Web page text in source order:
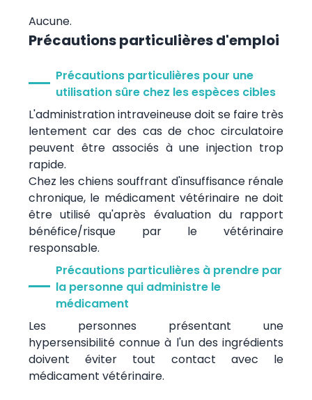
Aucune.
Précautions particulières d'emploi
Précautions particulières pour une
utilisation sûre chez les espèces cibles
L'administration intraveineuse doit se faire très
lentement car des cas de choc circulatoire
peuvent être associés à une injection trop
rapide.
Chez les chiens souffrant d'insuffisance rénale
chronique, le médicament vétérinaire ne doit
être utilisé qu'après évaluation du rapport
bénéfice/risque par le vétérinaire
responsable.
Précautions particulières à prendre par
la personne qui administre le
médicament
Les personnes présentant une
hypersensibilité connue à l'un des ingrédients
doivent éviter tout contact avec le
médicament vétérinaire.